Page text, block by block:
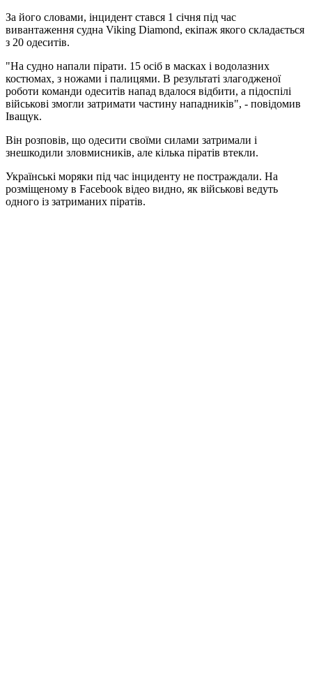
За його словами, інцидент стався 1 січня під час
вивантаження судна Viking Diamond, екіпаж якого складається
з 20 одеситів.
"На судно напали пірати. 15 осіб в масках і водолазних
костюмах, з ножами і палицями. В результаті злагодженої
роботи команди одеситів напад вдалося відбити, а підоспілі
військові змогли затримати частину нападників", - повідомив
Іващук.
Він розповів, що одесити своїми силами затримали і
знешкодили зловмисників, але кілька піратів втекли.
Українські моряки під час інциденту не постраждали. На
розміщеному в Facebook відео видно, як військові ведуть
одного із затриманих піратів.